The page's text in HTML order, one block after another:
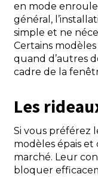
en mode
général,
simple et ne
Certains
quand d’autres
cadre de la
Les
Si vous préférez
modèles épais
marché. Leur
bloquer